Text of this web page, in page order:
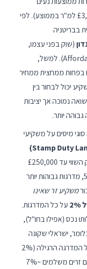
באזור £150,000-£300,000 (כ-£3,000 למ"ר בממוצע). לפי
לבית בבריטניה
(שוק בפני עצמו,
מאוד יקר) לבין "שאר בריטניה" (Affordable). למשל,
בפחות ממחצית ממחיר
יכול לבחור בין
נמוכה אך יציבות
יותר.
מיסים על משקיעי
מדורג לפי שווי הנכס: למשל, על חלק השווי עד £250,000
המס 0%, על £250k-£925k מס 5%, מדרגות גבוהות יותר
משקיע זר שאינו
על כל המדרגות.
נכס (אפילו בחו"ל),
ישראלי שקונה
דירה בבריטניה ישלם לרוב +5% מעל המדרגה הרגילה (2%
זר + 3% נכס נוסף). בפועל, משקיעים זרים משלמים ~7%